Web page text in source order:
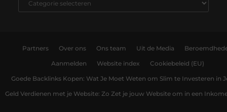
Partners Over ons Ons team Uit de Media
Aanmelden Website index Cookiebeleid (EU)
Goede Backlinks Kopen: Wat Je Moet Weten om Slim te Investeren in
Geld Verdienen met je Website: Zo Zet je jouw Website om in een